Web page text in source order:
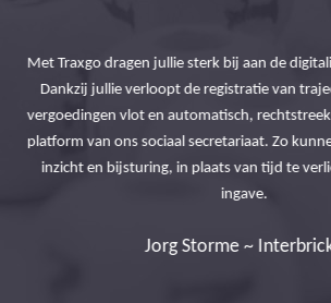
Met Traxgo dragen jullie sterk bij aan de
Dankzij jullie verloopt de registratie van
vergoedingen vlot en automatisch,
platform van ons sociaal secretariaat. Zo
inzicht en bijsturing, in plaats van tijd te
ingave.
Jorg Storme ~